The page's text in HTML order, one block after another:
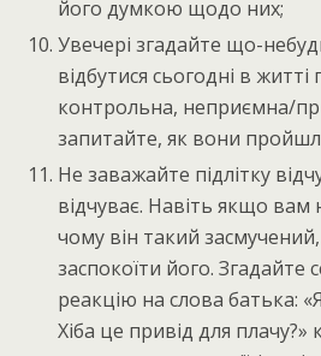
його думкою щодо них;
Увечері згадайте що-
відбутися сьогодні в житті
контрольна, неприємна/
запитайте, як вони
Не заважайте підлітку
відчуває. Навіть якщо вам
чому він такий
заспокоїти його. Згадайте
реакцію на слова батька:
Хіба це привід для